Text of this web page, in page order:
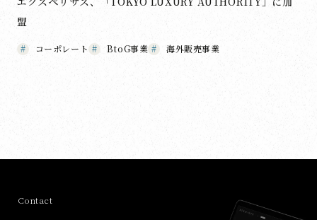
盟
コーポレート BtoG事業 海外販売事業
Contact